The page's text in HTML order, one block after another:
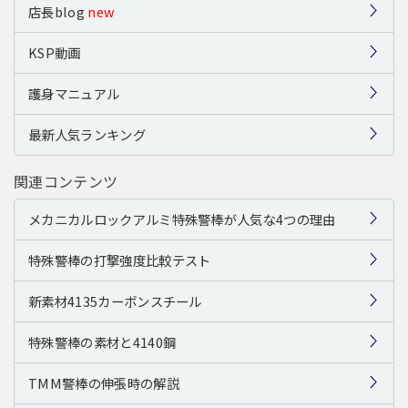
店長blog new
KSP動画
護身マニュアル
最新人気ランキング
関連コンテンツ
メカニカルロックアルミ特殊警棒が人気な4つの理由
特殊警棒の打撃強度比較テスト
新素材4135カーボンスチール
特殊警棒の素材と4140鋼
TMM警棒の伸張時の解説